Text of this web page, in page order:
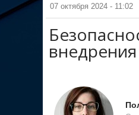
07 октября 2024 - 11:02
внедрения